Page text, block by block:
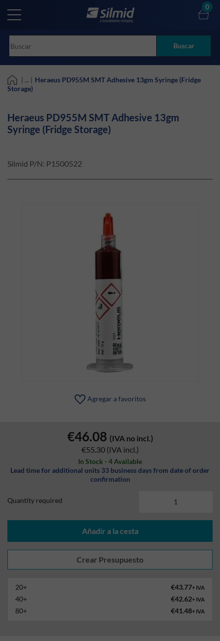
main
Buscar
0
| ... | Heraeus PD955M SMT Adhesive 13gm Syringe (Fridge
Storage)
Heraeus PD955M SMT Adhesive 13gm
Syringe (Fridge Storage)
Silmid P/N: P1500522
Agregar a favoritos
€46.08 (IVA no incl.)
€55.30 (IVA incl.)
In Stock - 4 Available
Lead time for additional units 33 business days from date of order
confirmation
Quantity required
Añadir a la cesta
20+ €43.77+ IVA
40+ €42.62+ IVA
80+ €41.48+ IVA